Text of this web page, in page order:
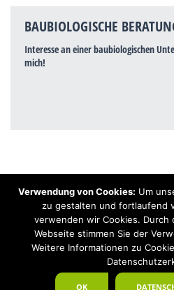
BAUBIOLOGISCHE
Interesse an einer baubiologischen
mich!
Hinweis: Trotz zahlreicher Studien, die einen
Elektrosmog und gesundheitlichen
praktischen Schulmedizin bisher
Elektrosmog und Erdstrahlen
Ähnliches galt auch über Jahrzehnte für die
Homöopathie. Sie suchen einen
Spezialist für gesunden Schlaf!
Verwendung von Cookies: Um
zu gestalten und fortlaufend
verwenden wir Cookies.
Webseite stimmen Sie der
Weitere Informationen zu
OK